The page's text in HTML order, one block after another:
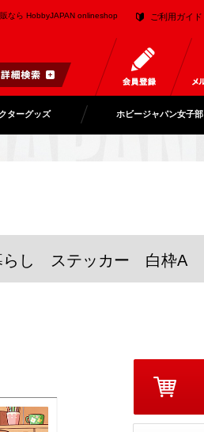
なら HobbyJAPAN onlineshop ご利用ガイド
ターグッズ ホビージャパン女子部
らし ステッカー 白枠A